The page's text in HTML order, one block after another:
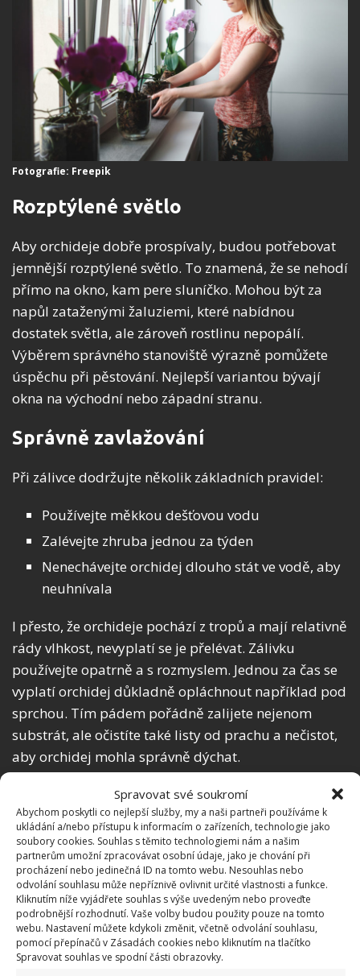
Spravovat své soukromí
Abychom poskytli co nejlepší služby, my a naši partneři používáme k
ukládání a/nebo přístupu k informacím o zařízeních, technologie jako
soubory cookies. Souhlas s těmito technologiemi nám a našim
partnerům umožní zpracovávat osobní údaje, jako je chování při
procházení nebo jedinečná ID na tomto webu. Nesouhlas nebo
odvolání souhlasu může nepříznivě ovlivnit určité vlastnosti a funkce.
Kliknutím níže vyjádřete souhlas s výše uvedeným nebo proveďte
podrobnější rozhodnutí. Vaše volby budou použity pouze na tomto
webu. Nastavení můžete kdykoli změnit, včetně odvolání souhlasu,
pomocí přepínačů v Zásadách cookies nebo kliknutím na tlačítko
Spravovat souhlas ve spodní části obrazovky.
Fotografie: Freepik
Rozptýlené světlo
Aby orchideje dobře prospívaly, budou potřebovat
jemnější rozptýlené světlo. To znamená, že se nehodí
přímo na okno, kam pere sluníčko. Mohou být za
napůl zataženými žaluziemi, které nabídnou
dostatek světla, ale zároveň rostlinu nepopálí.
Výběrem správného stanoviště výrazně pomůžete
úspěchu při pěstování. Nejlepší variantou bývají
okna na východní nebo západní stranu.
Správně zavlažování
Při zálivce dodržujte několik základních pravidel:
Používejte měkkou dešťovou vodu
Zalévejte zhruba jednou za týden
Nenechávejte orchidej dlouho stát ve vodě, aby
neuhnívala
I přesto, že orchideje pochází z tropů a mají relativně
rády vlhkost, nevyplatí se je přelévat. Zálivku
používejte opatrně a s rozmyslem. Jednou za čas se
vyplatí orchidej důkladně opláchnout například pod
sprchou. Tím pádem pořádně zalijete nejenom
substrát, ale očistíte také listy od prachu a nečistot,
aby orchidej mohla správně dýchat.
Občasné hnojivo
Protože orchideje vyžadují hodně propustný až
hrubý substrát, může se stát, že nebudou mít
dostatek živin. Pro kvetení ale vyžadují poměrně
náročnou výživu. Z toho důvodu je potřeba používat
hnojivo alespoň jednou za dva týdny nebo za měsíc.
Během vegetačního klidu přes zimní měsíce
s hnojivem klidně uberte. Optimální složení